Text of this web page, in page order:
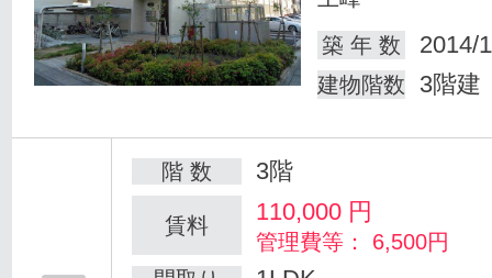
築 年 数
2014/
建物階数 3階建
階 数 3階
賃料 110,000 円
管理費等： 6,500円